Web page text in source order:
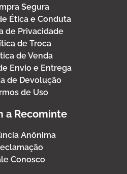
Segura
Ética e Conduta
de Privacidade
de Troca
de Venda
Envio e Entrega
de Devolução
de Uso
a Recominte
Anônima
Conosco